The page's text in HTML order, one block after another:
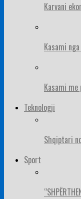
Karvani
Kasami
Kasami
Teknologji
Shqiptari
Sport